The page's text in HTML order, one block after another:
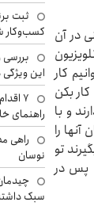
در آن
کار
بکن‌
و با
را
تو
پس در
ثبت
کسب‌وکار
این ویژگی
۷
راهنمای
راهی
نوسان
سبک